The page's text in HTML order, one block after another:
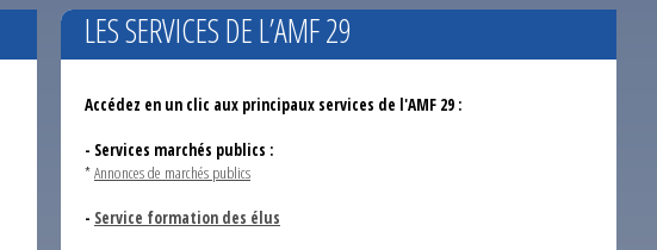
LES SERVICES DE L’AMF 29
Accédez en un clic aux principaux services de l'AMF 29 :
- Services marchés publics :
*Annonces de marchés publics
- Service formation des élus